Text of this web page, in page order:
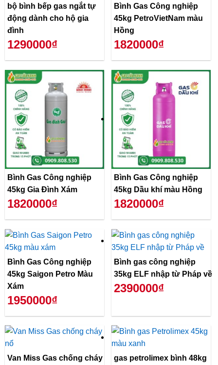
bộ bình bếp gas ngắt tự
động dành cho hộ gia
đình
1290000₫
Bình Gas Công nghiệp
45kg PetroVietNam màu
Hồng
1820000₫
Bình Gas Công nghiệp
45kg Gia Đình Xám
1820000₫
Bình Gas Công nghiệp
45kg Dầu khí màu Hồng
1820000₫
Bình Gas Công nghiệp
45kg Saigon Petro Màu
Xám
1950000₫
Bình gas công nghiệp
35kg ELF nhập từ Pháp về
2390000₫
Van Miss Gas chống cháy
gas petrolimex bình 48kg